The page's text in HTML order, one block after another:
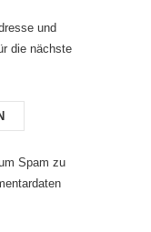
und
die nächste
Spam zu